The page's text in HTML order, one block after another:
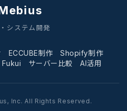
システム開発
ECCUBE制作
Shopify制作
Fukui サーバー比較 AI活用
Inc. All Rights Reserved.